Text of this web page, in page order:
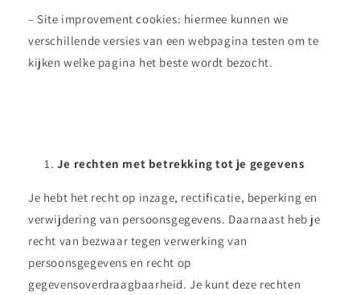
– Site improvement cookies: hiermee kunnen we
verschillende versies van een webpagina testen om te
kijken welke pagina het beste wordt bezocht.
Je rechten met betrekking tot je gegevens
Je hebt het recht op inzage, rectificatie, beperking en
verwijdering van persoonsgegevens. Daarnaast heb je
recht van bezwaar tegen verwerking van
persoonsgegevens en recht op
gegevensoverdraagbaarheid. Je kunt deze rechten